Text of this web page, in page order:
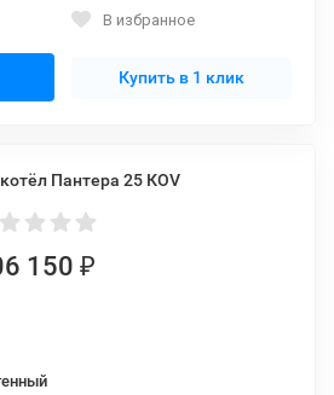
В избранное
Купить в 1 клик
Пантера 25 КОV
150 ₽